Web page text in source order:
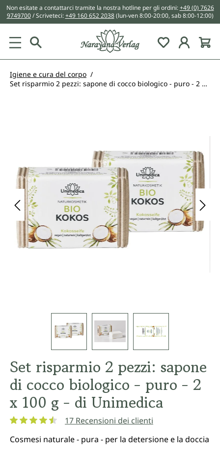
principale
Non esitate a contattarci tramite la nostra hotline per gli ordini:+49 (0) 7626
9749700/ Scriveteci:+49 160 652 2038 (lun-ven 8:00-20:00, sab 8:00-12:00)
You have 0
Igiene e cura del corpo
Set risparmio 2 pezzi: sapone di cocco biologico - puro - 2 x 100 g - di Unimedica
Set risparmio 2 pezzi: sapone
di cocco biologico - puro - 2
x 100 g - di Unimedica
17 Recensioni dei clienti
Cosmesi naturale - pura - per la detersione e la doccia